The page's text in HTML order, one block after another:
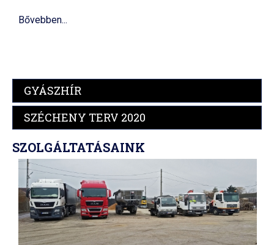
Bővebben...
GYÁSZHÍR
SZÉCHENY TERV 2020
SZOLGÁLTATÁSAINK